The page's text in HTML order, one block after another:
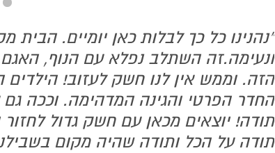
"נהנינו כל כך לבלות כאן יומיים. הבית
ונעימה.זה השתלב נפלא עם הנוף,
הזה. וממש אין לנו חשק לעזוב! הילדים
החדר הפרטי והגינה המדהימה. וככה גם
תודה! יוצאים מכאן עם חשק גדול לחזור
תודה על הכל ותודה שהיה מקום